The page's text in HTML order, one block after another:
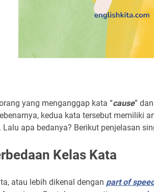
yang menganggap kata “cause”
kedua kata tersebut memiliki
Lalu apa bedanya? Berikut penjelasan
Kelas Kata
atau lebih dikenal dengan part of